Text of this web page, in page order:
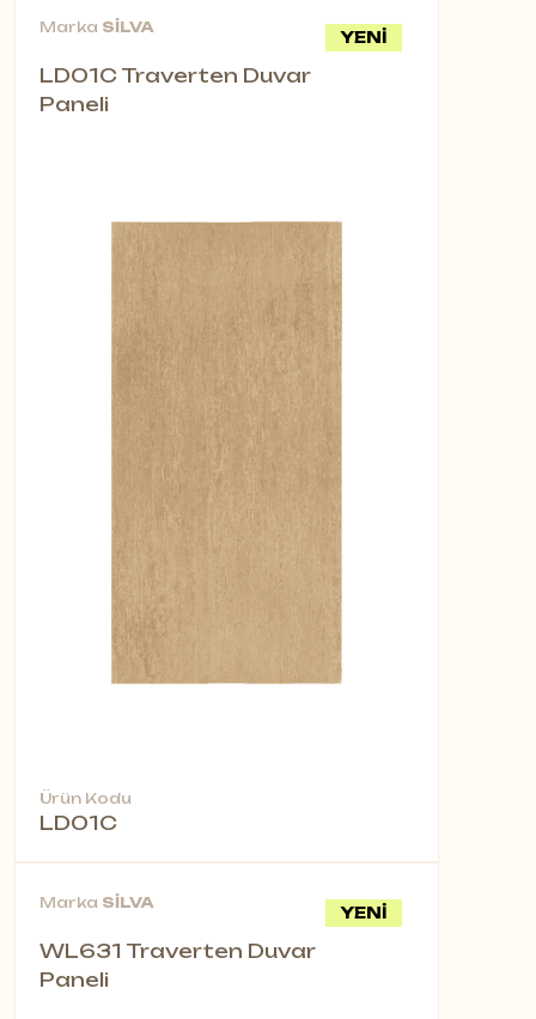
YENİ
Marka SİLVA
LD01C Traverten Duvar
Paneli
Ürün Kodu
LD01C
YENİ
Marka SİLVA
WL631 Traverten Duvar
Paneli